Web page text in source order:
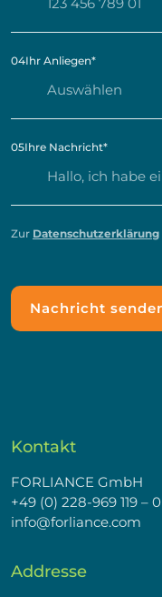
04Ihr Anliegen*
05Ihre Nachricht*
Zur Datenschutzerklärung
Kontakt
FORLIANCE GmbH
+49 (0) 228-969 119 – 0
info@forliance.com
Addresse